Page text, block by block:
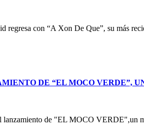
regresa con “A Xon De Que”, su más
DE “EL MOCO VERDE”,
de "EL MOCO VERDE",un